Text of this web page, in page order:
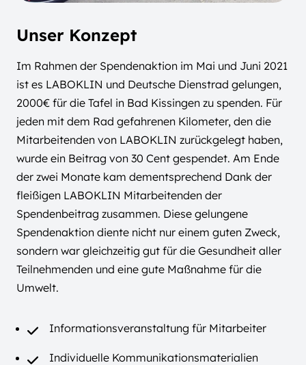
Unser Konzept
Im Rahmen der Spendenaktion im Mai und Juni 2021
ist es LABOKLIN und Deutsche Dienstrad gelungen,
2000€ für die Tafel in Bad Kissingen zu spenden. Für
jeden mit dem Rad gefahrenen Kilometer, den die
Mitarbeitenden von LABOKLIN zurückgelegt haben,
wurde ein Beitrag von 30 Cent gespendet. Am Ende
der zwei Monate kam dementsprechend Dank der
fleißigen LABOKLIN Mitarbeitenden der
Spendenbeitrag zusammen. Diese gelungene
Spendenaktion diente nicht nur einem guten Zweck,
sondern war gleichzeitig gut für die Gesundheit aller
Teilnehmenden und eine gute Maßnahme für die
Umwelt.
Informationsveranstaltung für Mitarbeiter
Individuelle Kommunikationsmaterialien